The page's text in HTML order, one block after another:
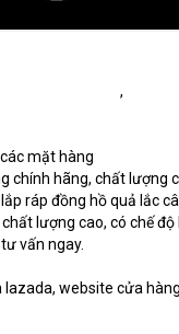
,
mặt hàng
chính hãng, chất lượng
ráp đồng hồ quả lắc
lượng cao, có chế độ
vấn ngay.
website cửa